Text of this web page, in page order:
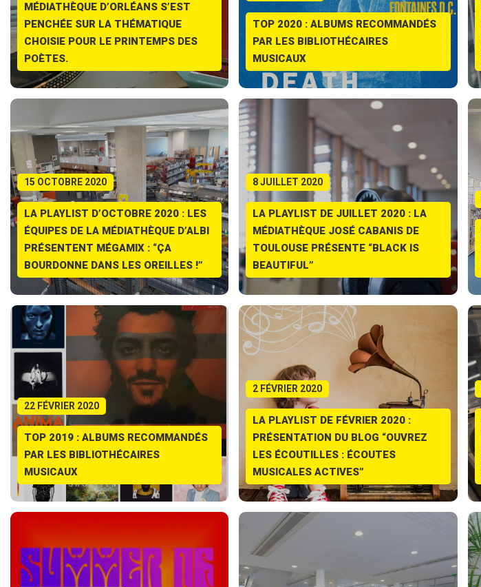
MÉDIATHÈQUE D’ORLÉANS S’EST
PENCHÉE SUR LA THÉMATIQUE
CHOISIE POUR LE PRINTEMPS DES
POÈTES.
TOP 2020 : ALBUMS RECOMMANDÉS
PAR LES BIBLIOTHÉCAIRES
MUSICAUX
15 OCTOBRE 2020
LA PLAYLIST D’OCTOBRE 2020 : LES
ÉQUIPES DE LA MÉDIATHÈQUE D’ALBI
PRÉSENTENT MÉGAMIX : “ÇA
BOURDONNE DANS LES OREILLES !”
8 JUILLET 2020
LA PLAYLIST DE JUILLET 2020 : LA
MÉDIATHÈQUE JOSÉ CABANIS DE
TOULOUSE PRÉSENTE “BLACK IS
BEAUTIFUL”
22 FÉVRIER 2020
TOP 2019 : ALBUMS RECOMMANDÉS
PAR LES BIBLIOTHÉCAIRES
MUSICAUX
2 FÉVRIER 2020
LA PLAYLIST DE FÉVRIER 2020 :
PRÉSENTATION DU BLOG “OUVREZ
LES ÉCOUTILLES : ÉCOUTES
MUSICALES ACTIVES”